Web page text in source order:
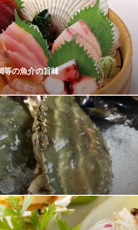
はお酒に合うおつまみを数多く揃って
豊洲市場から直送の鮮度抜群の魚たちを
す！お刺身の盛り合わせはもちろん、
焼き魚も楽しめます♪入荷状況によりお
日のメニューは店頭でご確認くださ
いがっさい
分
等の魚介の旨味
たこ、赤海老以外に季節のおすすめの
素材の旨みを活かした刺身・ユッケ・
ださい！
屋
1分
府駅エクセルポートビル2F
野菜